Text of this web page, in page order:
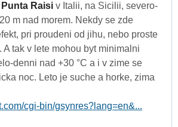
Punta Raisi v Italii, na Sicilii, severo-
m nad morem. Nekdy se zde
pri proudeni od jihu, nebo proste
A tak v lete mohou byt minimalni
denni nad +30 °C a i v zime se
noc. Leto je suche a horke, zima
cgi-bin/gsynres?lang=en&...